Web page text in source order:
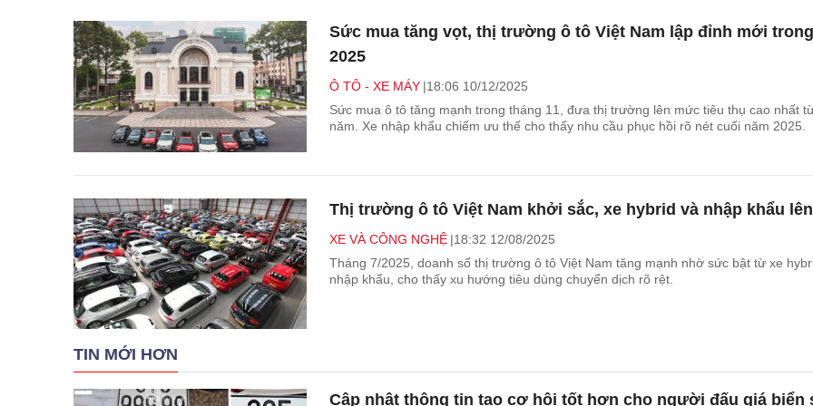
Sức mua tăng vọt, thị trường ô tô Việt Nam lập đỉnh mới
2025
Ô TÔ - XE MÁY 18:06 10/12/2025
Sức mua ô tô tăng mạnh trong tháng 11, đưa thị trường lên mức tiêu thụ cao nhất
năm. Xe nhập khẩu chiếm ưu thế cho thấy nhu cầu phục hồi rõ nét cuối năm 2025.
Thị trường ô tô Việt Nam khởi sắc, xe hybrid và nhập khẩu
XE VÀ CÔNG NGHỆ 18:32 12/08/2025
Tháng 7/2025, doanh số thị trường ô tô Việt Nam tăng mạnh nhờ sức bật từ xe
nhập khẩu, cho thấy xu hướng tiêu dùng chuyển dịch rõ rệt.
TIN MỚI HƠN
Cập nhật thông tin tạo cơ hội tốt hơn cho người đấu giá biển